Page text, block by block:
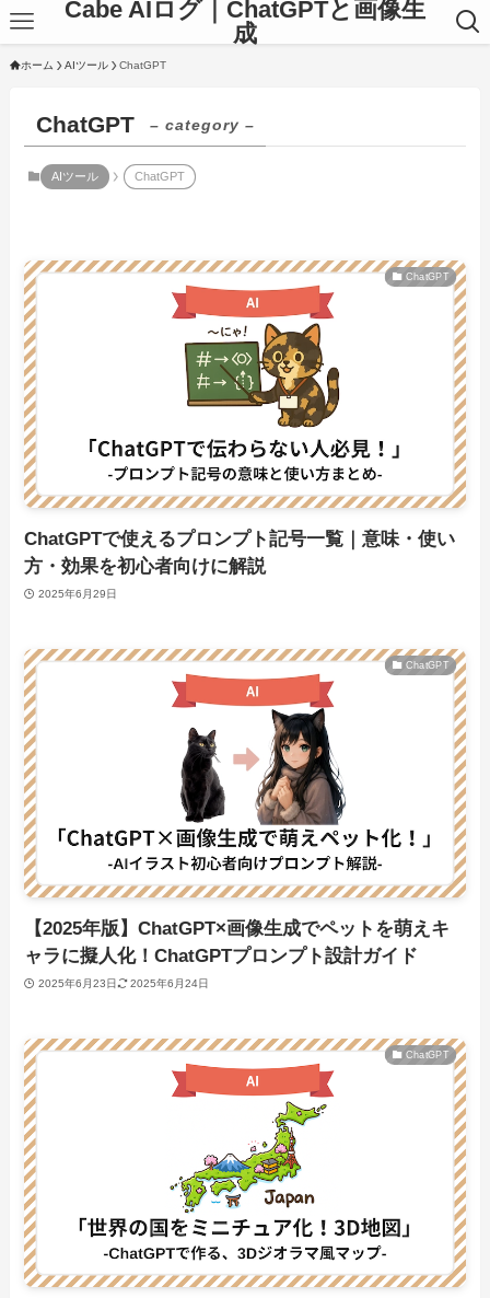
Cabe AIログ｜ChatGPTと画像生
成
ホーム AIツール ChatGPT
ChatGPT – category –
AIツール ChatGPT
ChatGPT
ChatGPTで使えるプロンプト記号一覧｜意味・使い
方・効果を初心者向けに解説
2025年6月29日
ChatGPT
【2025年版】ChatGPT×画像生成でペットを萌えキ
ャラに擬人化！ChatGPTプロンプト設計ガイド
2025年6月23日 2025年6月24日
ChatGPT